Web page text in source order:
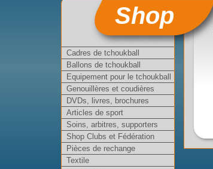
Shop
Cadres de tchoukball
Ballons de tchoukball
Equipement pour le tchoukball
Genouillères et coudières
DVDs, livres, brochures
Articles de sport
Soins, arbitres, supporters
Shop Clubs et Fédération
Pièces de rechange
Textile